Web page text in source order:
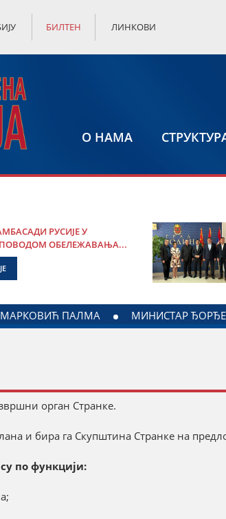
БИЛТЕН ЛИНКОВИ
О НАМА
РУСИЈЕ У
ПОВОДОМ ОБЕЛЕЖАВАЊА...
ГРАДА ЈАГОДИНЕ И
орган Странке.
и бира га Скупштина Странке на
по функцији: